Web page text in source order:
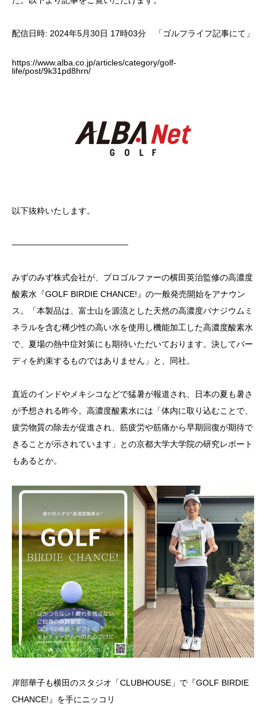
配信日時: 2024年5月30日 17時03分 「ゴルフライフ記事にて」
https://www.alba.co.jp/articles/category/golf-
life/post/9k31pd8hrn/
以下抜粋いたします。
——————————————
みずのみず株式会社が、プロゴルファーの横田英治監修の高濃度
酸素水『GOLF BIRDIE CHANCE!』の一般発売開始をアナウン
ス。「本製品は、富士山を源流とした天然の高濃度バナジウムミ
ネラルを含む稀少性の高い水を使用し機能加工した高濃度酸素水
で、夏場の熱中症対策にも期待いただいております。決してバー
ディを約束するものではありません」と、同社。
直近のインドやメキシコなどで猛暑が報道され、日本の夏も暑さ
が予想される昨今。高濃度酸素水には「体内に取り込むことで、
疲労物質の除去が促進され、筋疲労や筋痛から早期回復が期待で
きることが示されています」との京都大学大学院の研究レポート
もあるとか。
岸部華子も横田のスタジオ「CLUBHOUSE」で『GOLF BIRDIE
CHANCE!』を手にニッコリ